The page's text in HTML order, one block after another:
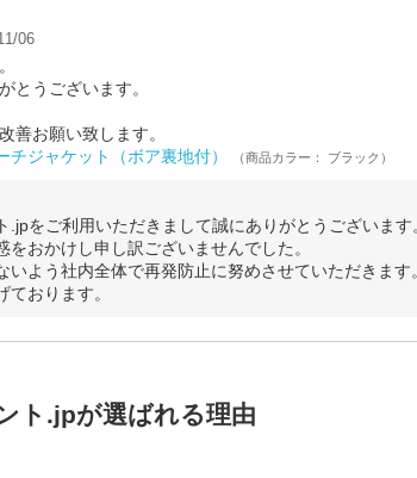
06
とうございます。
善お願い致します。
チジャケット（ボア裏地付） （商品カラー： ブラック）
をご利用いただきまして誠にありがとうございます
おかけし申し訳ございませんでした。
よう社内全体で再発防止に努めさせていただきます。
おります。
ト.jpが選ばれる理由